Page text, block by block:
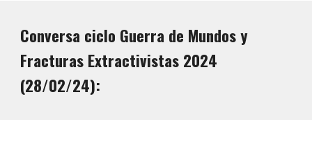
Conversa ciclo Guerra de Mundos y
Fracturas Extractivistas 2024
(28/02/24):